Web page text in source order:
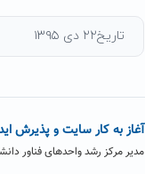
تاریخ۲۲ دی ۱۳۹۵
آغاز به کار سایت و پذیرش
مدیر مرکز رشد واحدهای فناور